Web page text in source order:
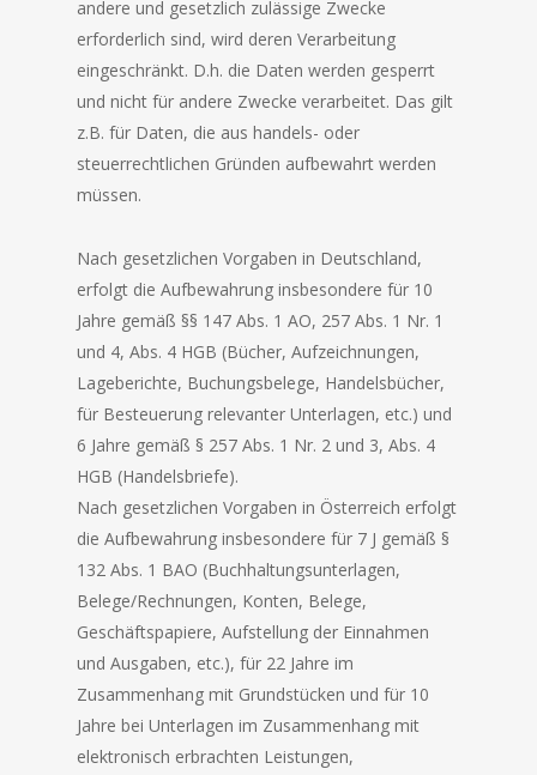
andere und gesetzlich zulässige Zwecke
erforderlich sind, wird deren Verarbeitung
eingeschränkt. D.h. die Daten werden gesperrt
und nicht für andere Zwecke verarbeitet. Das gilt
z.B. für Daten, die aus handels- oder
steuerrechtlichen Gründen aufbewahrt werden
müssen.
Nach gesetzlichen Vorgaben in Deutschland,
erfolgt die Aufbewahrung insbesondere für 10
Jahre gemäß §§ 147 Abs. 1 AO, 257 Abs. 1 Nr. 1
und 4, Abs. 4 HGB (Bücher, Aufzeichnungen,
Lageberichte, Buchungsbelege, Handelsbücher,
für Besteuerung relevanter Unterlagen, etc.) und
6 Jahre gemäß § 257 Abs. 1 Nr. 2 und 3, Abs. 4
HGB (Handelsbriefe).
Nach gesetzlichen Vorgaben in Österreich erfolgt
die Aufbewahrung insbesondere für 7 J gemäß §
132 Abs. 1 BAO (Buchhaltungsunterlagen,
Belege/Rechnungen, Konten, Belege,
Geschäftspapiere, Aufstellung der Einnahmen
und Ausgaben, etc.), für 22 Jahre im
Zusammenhang mit Grundstücken und für 10
Jahre bei Unterlagen im Zusammenhang mit
elektronisch erbrachten Leistungen,